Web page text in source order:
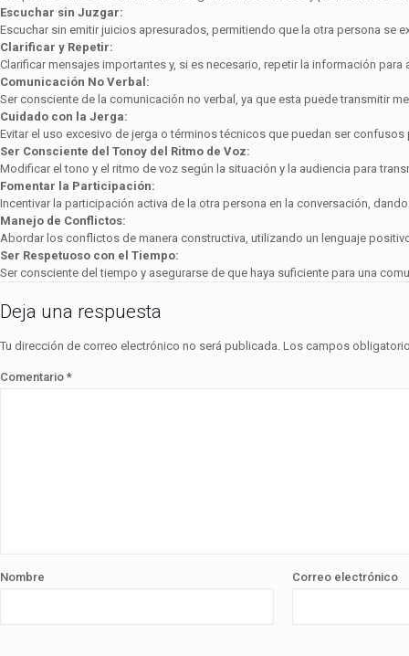
Escuchar sin Juzgar:
Escuchar sin emitir juicios apresurados, permitiendo que la otra persona se
Clarificar y Repetir:
Clarificar mensajes importantes y, si es necesario, repetir la información
Comunicación No Verbal:
Ser consciente de la comunicación no verbal, ya que esta puede transmitir
Cuidado con la Jerga:
Evitar el uso excesivo de jerga o términos técnicos que puedan ser confusos
Ser Consciente del Tonoy del Ritmo de Voz:
Modificar el tono y el ritmo de voz según la situación y la audiencia para
Fomentar la Participación:
Incentivar la participación activa de la otra persona en la conversación,
Manejo de Conflictos:
Abordar los conflictos de manera constructiva, utilizando un lenguaje
Ser Respetuoso con el Tiempo:
Ser consciente del tiempo y asegurarse de que haya suficiente para una
Deja una respuesta
Tu dirección de correo electrónico no será publicada. Los campos
Comentario *
Nombre Correo electrónico